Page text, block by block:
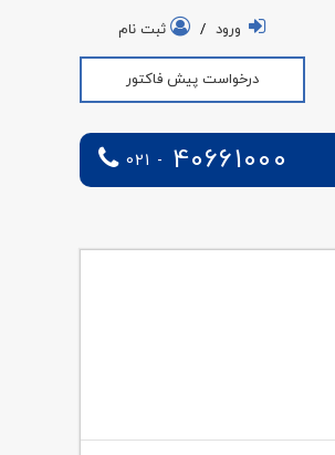
ورود / ثبت نام
درخواست پیش فاکتور
021 - 40661000